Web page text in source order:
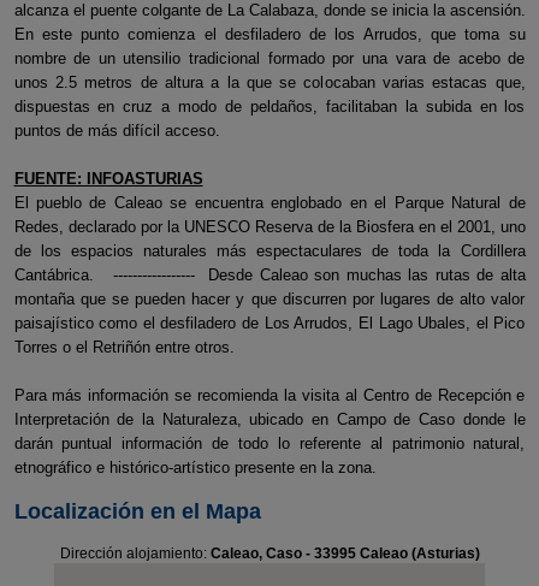
alcanza el puente colgante de La Calabaza, donde se inicia la ascensión.
En este punto comienza el desfiladero de los Arrudos, que toma su
nombre de un utensilio tradicional formado por una vara de acebo de
unos 2.5 metros de altura a la que se colocaban varias estacas que,
dispuestas en cruz a modo de peldaños, facilitaban la subida en los
puntos de más difícil acceso.
FUENTE: INFOASTURIAS
El pueblo de Caleao se encuentra englobado en el Parque Natural de
Redes, declarado por la UNESCO Reserva de la Biosfera en el 2001, uno
de los espacios naturales más espectaculares de toda la Cordillera
Cantábrica. ----------------- Desde Caleao son muchas las rutas de alta
montaña que se pueden hacer y que discurren por lugares de alto valor
paisajístico como el desfiladero de Los Arrudos, El Lago Ubales, el Pico
Torres o el Retriñón entre otros.
Para más información se recomienda la visita al Centro de Recepción e
Interpretación de la Naturaleza, ubicado en Campo de Caso donde le
darán puntual información de todo lo referente al patrimonio natural,
etnográfico e histórico-artístico presente en la zona.
Localización en el Mapa
Dirección alojamiento: Caleao, Caso - 33995 Caleao (Asturias)